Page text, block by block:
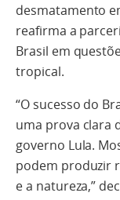
desmatamento
reafirma a
Brasil em
tropical.
“O sucesso do
uma prova clara
governo Lula.
podem produzir
e a natureza,”